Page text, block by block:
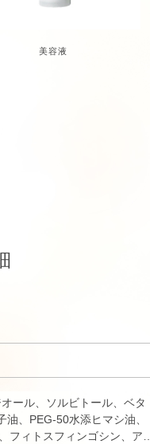
美容液
ール、ソルビトール、ベタ
、PEG-50水添ヒマシ油、
フィトスフィンゴシン、ア